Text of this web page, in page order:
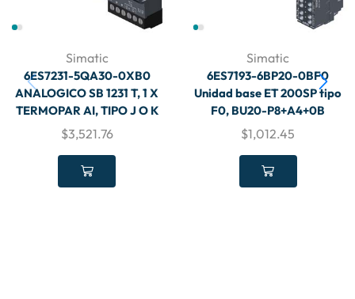
Simatic
6ES7231-5QA30-0XB0
ANALOGICO SB 1231 T, 1 X
TERMOPAR AI, TIPO J O K
$3,521.76
Simatic
6ES7193-6BP20-0BF0
Unidad base ET 200SP tipo
F0, BU20-P8+A4+0B
$1,012.45